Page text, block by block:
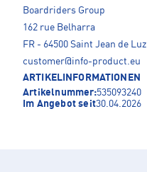
Boardriders Group
162 rue Belharra
FR - 64500 Saint Jean de Luz
customer@info-product.eu
ARTIKELINFORMATIONEN
Artikelnummer:535093240
Im Angebot seit30.04.2026